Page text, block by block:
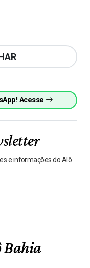
Acesse
e informações do Alô
Bahia